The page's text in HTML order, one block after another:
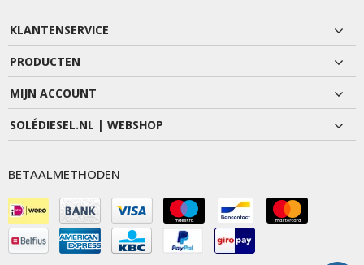
KLANTENSERVICE
PRODUCTEN
MIJN ACCOUNT
SOLÉDIESEL.NL | WEBSHOP
BETAALMETHODEN